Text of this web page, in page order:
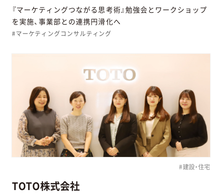
『マーケティングつながる思考術』勉強会とワークショップ
を実施、事業部との連携円滑化へ
#マーケティングコンサルティング
#建設・住宅
TOTO株式会社